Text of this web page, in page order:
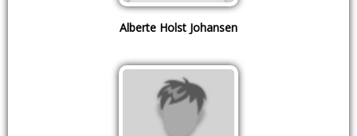
Alberte Holst Johansen